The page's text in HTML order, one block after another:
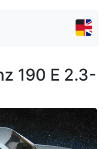
190 E 2.3-